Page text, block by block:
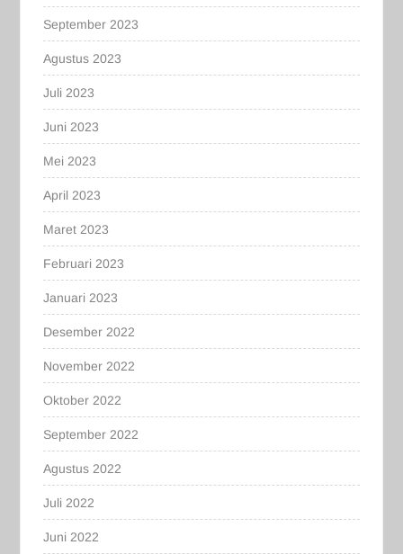
September 2023
Agustus 2023
Juli 2023
Juni 2023
Mei 2023
April 2023
Maret 2023
Februari 2023
Januari 2023
Desember 2022
November 2022
Oktober 2022
September 2022
Agustus 2022
Juli 2022
Juni 2022